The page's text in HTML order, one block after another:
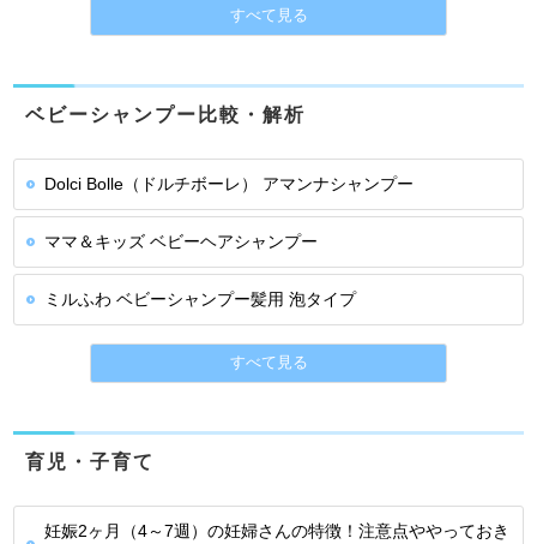
すべて見る
ベビーシャンプー比較・解析
Dolci Bolle（ドルチボーレ） アマンナシャンプー
ママ＆キッズ ベビーヘアシャンプー
ミルふわ ベビーシャンプー髪用 泡タイプ
すべて見る
育児・子育て
妊娠2ヶ月（4～7週）の妊婦さんの特徴！注意点ややっておき